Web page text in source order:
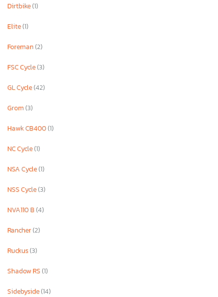
Dirtbike(1)
Elite(1)
Foreman(2)
FSC Cycle(3)
GL Cycle(42)
Grom(3)
Hawk CB400(1)
NC Cycle(1)
NSA Cycle(1)
NSS Cycle(3)
NVA110 B(4)
Rancher(2)
Ruckus(3)
Shadow RS(1)
Sidebyside(14)